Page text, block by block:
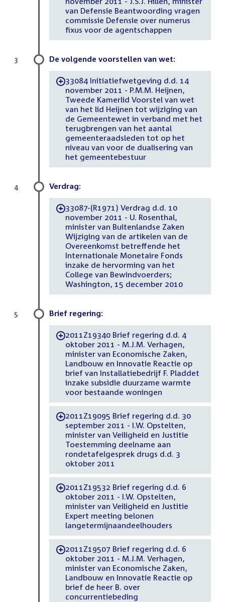
van Defensie Beantwoording vragen
commissie Defensie over numerus
fixus voor de agentschappen
De volgende voorstellen van wet:
-33084 Initiatiefwetgeving d.d. 14
november 2011 - P.M.M. Heijnen,
Tweede Kamerlid Voorstel van wet
van het lid Heijnen tot wijziging van
de Gemeentewet in verband met het
terugbrengen van het aantal
gemeenteraadsleden tot op het
niveau van voor de dualisering van
het gemeentebestuur
3
Verdrag:
-33087-(R1971) Verdrag d.d. 10
november 2011 - U. Rosenthal,
minister van Buitenlandse Zaken
Wijziging van de artikelen van de
Overeenkomst betreffende het
Internationale Monetaire Fonds
inzake de hervorming van het
College van Bewindvoerders;
Washington, 15 december 2010
4
Brief regering:
-2011Z19340 Brief regering d.d. 4
oktober 2011 - M.J.M. Verhagen,
minister van Economische Zaken,
Landbouw en Innovatie Reactie op
brief van Installatiebedrijf F. Pladdet
inzake subsidie duurzame warmte
voor bestaande woningen
-2011Z19095 Brief regering d.d. 30
september 2011 - I.W. Opstelten,
minister van Veiligheid en Justitie
Toestemming deelname aan
rondetafelgesprek drugs d.d. 3
oktober 2011
-2011Z19532 Brief regering d.d. 6
oktober 2011 - I.W. Opstelten,
minister van Veiligheid en Justitie
Expert meeting belonen
langetermijnaandeelhouders
-2011Z19507 Brief regering d.d. 6
oktober 2011 - M.J.M. Verhagen,
minister van Economische Zaken,
Landbouw en Innovatie Reactie op
brief de heer B. over
concurrentiebeding
5